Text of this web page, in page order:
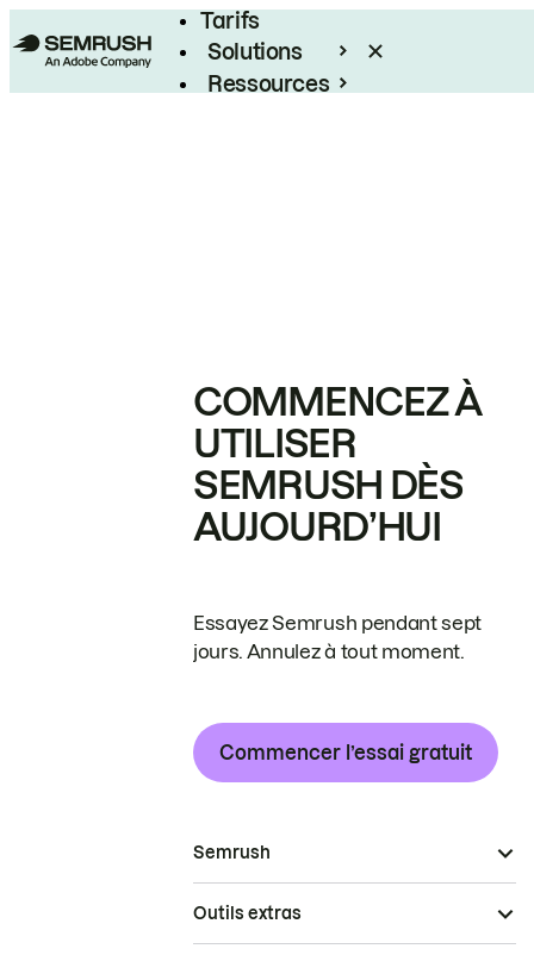
Tarifs
Solutions
Ressources
COMMENCEZ À
UTILISER
SEMRUSH DÈS
AUJOURD’HUI
Essayez Semrush pendant sept
jours. Annulez à tout moment.
Commencer l’essai gratuit
Semrush
Outils extras